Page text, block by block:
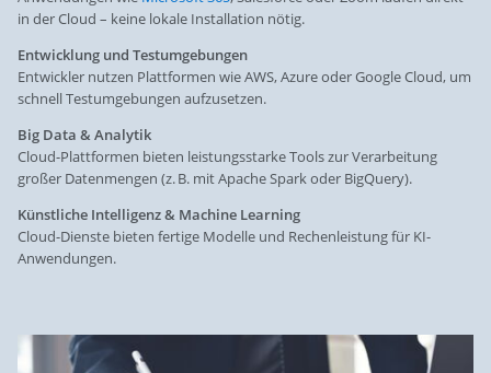
in der Cloud – keine lokale Installation nötig.
Entwicklung und Testumgebungen
Entwickler nutzen Plattformen wie AWS, Azure oder Google Cloud, um
schnell Testumgebungen aufzusetzen.
Big Data & Analytik
Cloud-Plattformen bieten leistungsstarke Tools zur Verarbeitung
großer Datenmengen (z. B. mit Apache Spark oder BigQuery).
Künstliche Intelligenz & Machine Learning
Cloud-Dienste bieten fertige Modelle und Rechenleistung für KI-
Anwendungen.